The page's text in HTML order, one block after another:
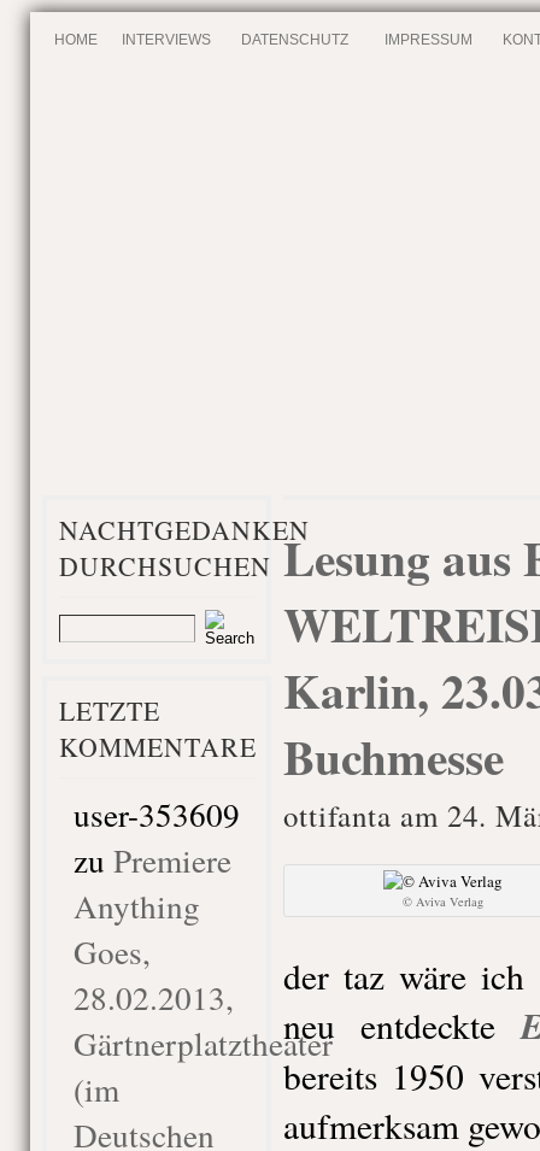
HOME INTERVIEWS DATENSCHUTZ IMPRESSUM
NACHTGEDANKEN
DURCHSUCHEN
LETZTE
KOMMENTARE
user-353609
zu Premiere
Anything
Goes,
28.02.2013,
Gärtnerplatztheater
(im
Deutschen
Lesung aus
Karlin,
Buchmesse
ottifanta am 24.
© Aviva Verlag
der taz wäre
neu entdeckte
bereits 1950
aufmerksam